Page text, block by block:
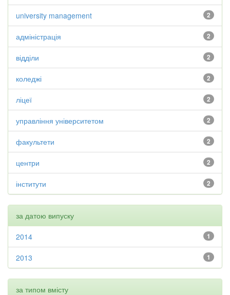
2
university management
2
адміністрація
2
відділи
2
коледжі
2
ліцеї
2
управління університетом
2
факультети
2
центри
2
інститути
за датою випуску
1
2014
1
2013
за типом вмісту